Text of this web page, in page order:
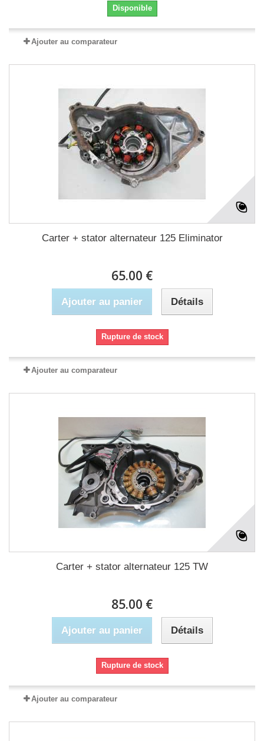
Disponible
Ajouter au comparateur
Carter + stator alternateur 125 Eliminator
65.00 €
Ajouter au panier Détails
Rupture de stock
Ajouter au comparateur
Carter + stator alternateur 125 TW
85.00 €
Ajouter au panier Détails
Rupture de stock
Ajouter au comparateur